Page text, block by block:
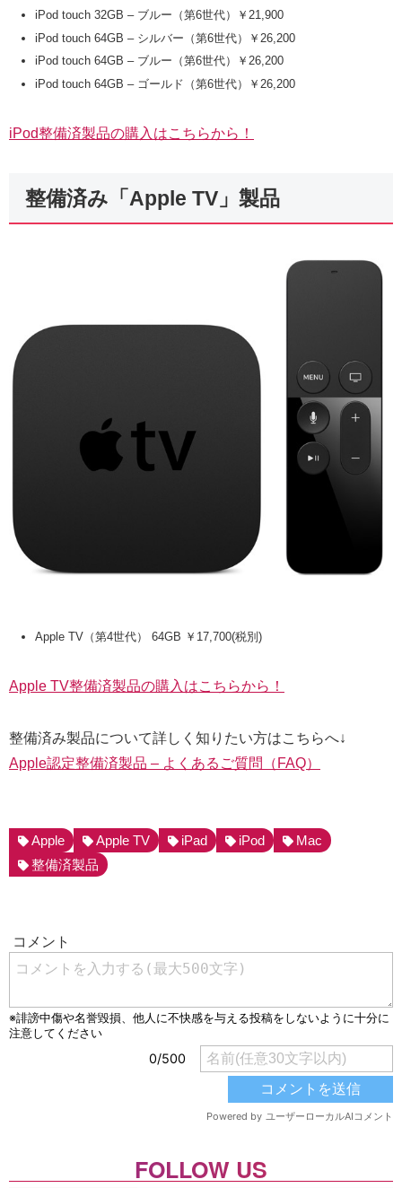
iPod touch 32GB – ブルー（第6世代）￥21,900
iPod touch 64GB – シルバー（第6世代）￥26,200
iPod touch 64GB – ブルー（第6世代）￥26,200
iPod touch 64GB – ゴールド（第6世代）￥26,200
iPod整備済製品の購入はこちらから！
整備済み「Apple TV」製品
Apple TV（第4世代） 64GB ￥17,700(税別)
Apple TV整備済製品の購入はこちらから！
整備済み製品について詳しく知りたい方はこちらへ↓
Apple認定整備済製品 – よくあるご質問（FAQ）
Apple Apple TV iPad iPod
Mac
整備済製品
FOLLOW US